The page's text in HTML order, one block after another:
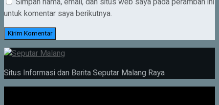
untuk komentar saya berikutnya.
Situs Informasi dan Berita Seputar Malang Raya